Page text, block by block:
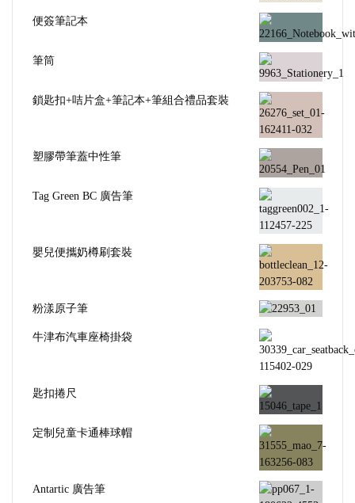
便簽筆記本
筆筒
鎖匙扣+咭片盒+筆記本+筆組合禮品套裝
塑膠帶筆蓋中性筆
Tag Green BC 廣告筆
嬰兒便攜奶樽刷套裝
粉漾原子筆
牛津布汽車座椅掛袋
匙扣捲尺
定制兒童卡通棒球帽
Antartic 廣告筆